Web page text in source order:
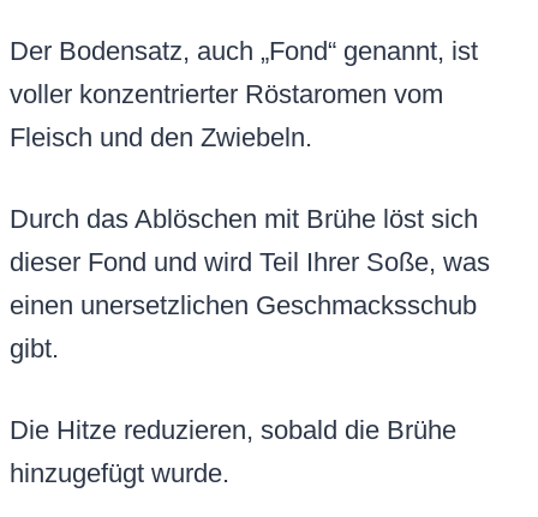
Der Bodensatz, auch „Fond“ genannt, ist
voller konzentrierter Röstaromen vom
Fleisch und den Zwiebeln.
Durch das Ablöschen mit Brühe löst sich
dieser Fond und wird Teil Ihrer Soße, was
einen unersetzlichen Geschmacksschub
gibt.
Die Hitze reduzieren, sobald die Brühe
hinzugefügt wurde.